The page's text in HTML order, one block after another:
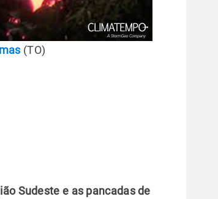
(TO)
Sudeste e as pancadas de